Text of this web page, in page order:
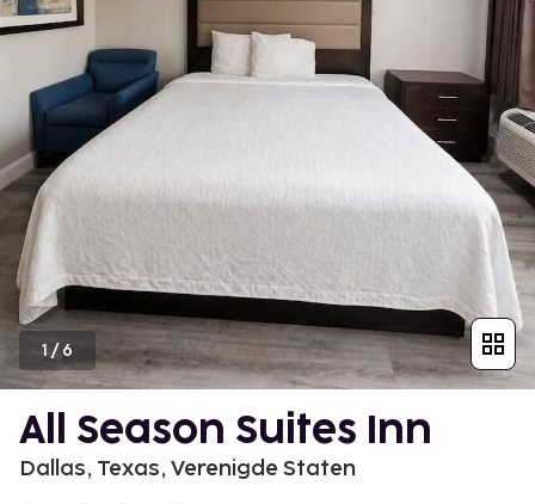
1 /6
All Season Suites Inn
Dallas, Texas, Verenigde Staten